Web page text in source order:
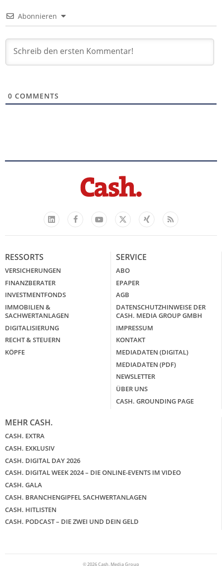
Abonnieren
0 COMMENTS
LinkedIn
FacebookYouTube
X
Xing Feed
RESSORTS
VERSICHERUNGEN
FINANZBERATER
INVESTMENTFONDS
IMMOBILIEN &
SACHWERTANLAGEN
DIGITALISIERUNG
RECHT & STEUERN
KÖPFE
SERVICE
ABO
EPAPER
AGB
DATENSCHUTZHINWEISE DER
CASH. MEDIA GROUP GMBH
IMPRESSUM
KONTAKT
MEDIADATEN (DIGITAL)
MEDIADATEN (PDF)
NEWSLETTER
ÜBER UNS
CASH. GROUNDING PAGE
MEHR CASH.
CASH. EXTRA
CASH. EXKLUSIV
CASH. DIGITAL DAY 2026
CASH. DIGITAL WEEK 2024 – DIE ONLINE-EVENTS IM VIDEO
CASH. GALA
CASH. BRANCHENGIPFEL SACHWERTANLAGEN
CASH. HITLISTEN
CASH. PODCAST – DIE ZWEI UND DEIN GELD
© 2026 Cash. Media Group